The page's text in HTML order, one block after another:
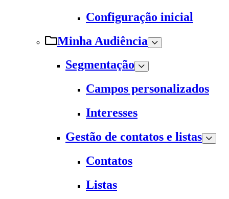
Configuração inicial
Minha Audiência
Segmentação
Campos personalizados
Interesses
Gestão de contatos e listas
Contatos
Listas